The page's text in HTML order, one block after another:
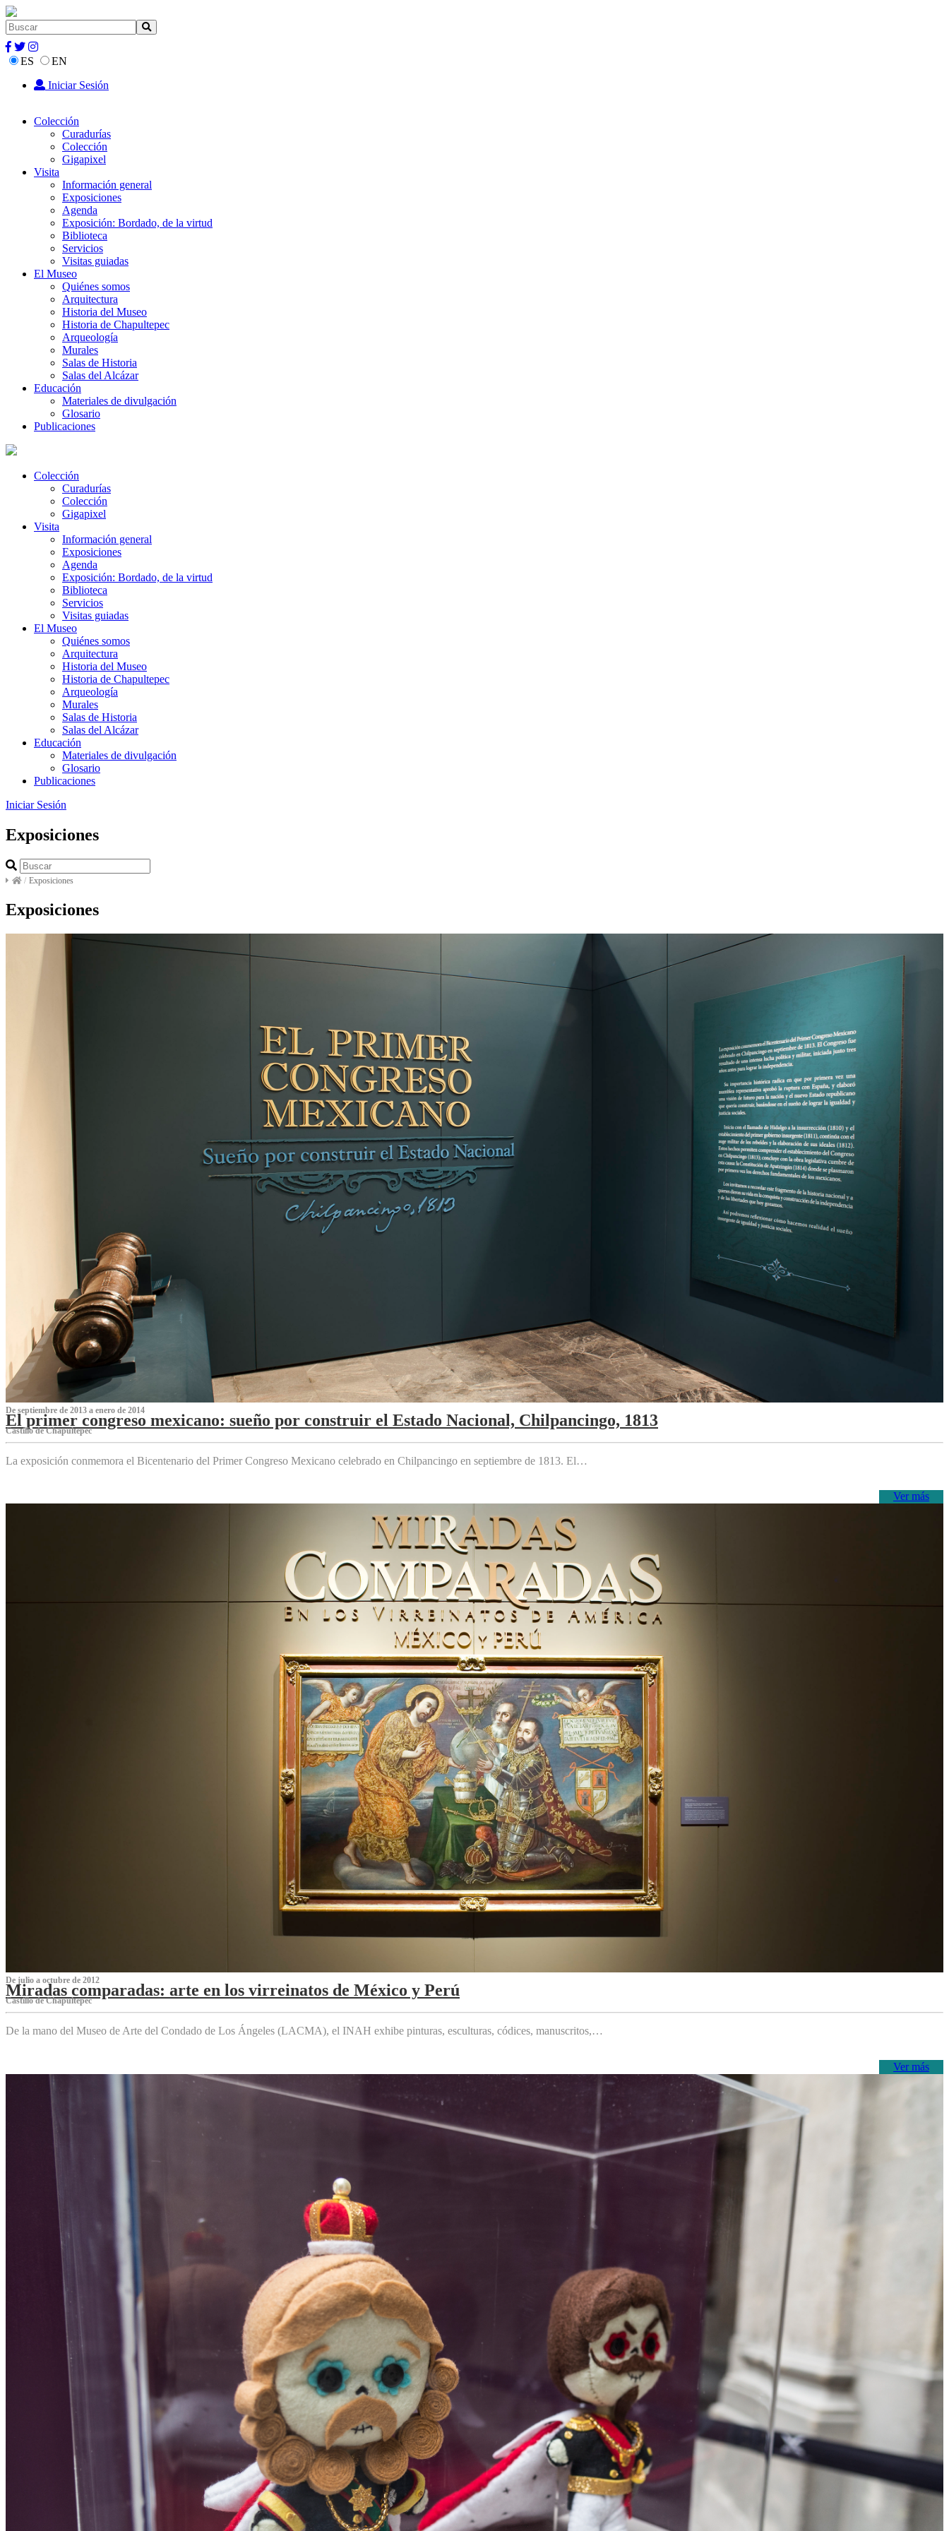
ES
EN
Iniciar Sesión
Colección
Curadurías
Colección
Gigapixel
Visita
Información general
Exposiciones
Agenda
Exposición: Bordado, de la virtud
Biblioteca
Servicios
Visitas guiadas
El Museo
Quiénes somos
Arquitectura
Historia del Museo
Historia de Chapultepec
Arqueología
Murales
Salas de Historia
Salas del Alcázar
Educación
Materiales de divulgación
Glosario
Publicaciones
Colección
Curadurías
Colección
Gigapixel
Visita
Información general
Exposiciones
Agenda
Exposición: Bordado, de la virtud
Biblioteca
Servicios
Visitas guiadas
El Museo
Quiénes somos
Arquitectura
Historia del Museo
Historia de Chapultepec
Arqueología
Murales
Salas de Historia
Salas del Alcázar
Educación
Materiales de divulgación
Glosario
Publicaciones
Iniciar Sesión
Exposiciones
/ Exposiciones
Exposiciones
De septiembre de 2013 a enero de 2014
El primer congreso mexicano: sueño por construir el Estado Nacional, Chilpancingo, 1813
Castillo de Chapultepec
La exposición conmemora el Bicentenario del Primer Congreso Mexicano celebrado en Chilpancingo en septiembre de 1813. El…
Ver más
De julio a octubre de 2012
Miradas comparadas: arte en los virreinatos de México y Perú
Castillo de Chapultepec
De la mano del Museo de Arte del Condado de Los Ángeles (LACMA), el INAH exhibe pinturas, esculturas, códices, manuscritos,…
Ver más